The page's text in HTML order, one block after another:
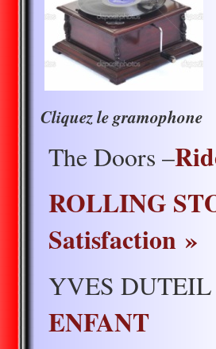
Cliquez le gramophone
The Doors –
ROLLING
Satisfaction »
YVES
ENFANT